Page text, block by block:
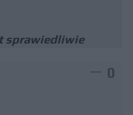
sprawiedliwie
0